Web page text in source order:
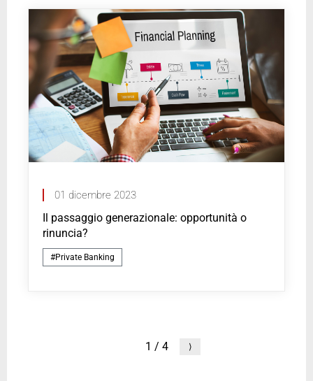
01 dicembre 2023
Il passaggio generazionale: opportunità o
rinuncia?
#Private Banking
Pagina
1 / 4 ⟩